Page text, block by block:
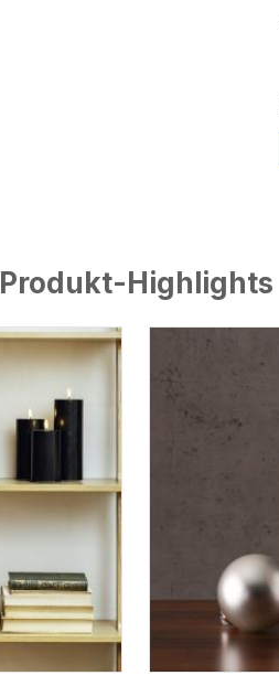
Produkt-Highlights